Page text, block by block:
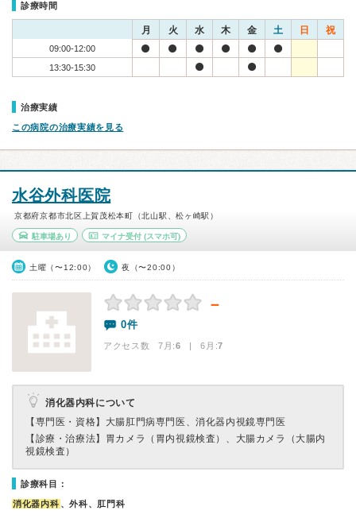
診療時間
月 火 水 木 金 土 日 祝
09:00-12:00
13:30-15:30
治療実績
この病院の治療実績を見る
水谷外科医院
京都府京都市北区上賀茂松本町（北山駅、松ヶ崎駅）
駐車場あり マイナ受付(スマホ可)
土曜（〜12:00） 夜（〜20:00）
－
0件
アクセス数 7月:6 | 6月:7
消化器内科について
【専門医・資格】 大腸肛門病専門医、消化器内視鏡専門医
【診療・治療法】 胃カメラ（胃内視鏡検査）、大腸カメラ（大腸内
視鏡検査）
診療科目：
消化器内科 、外科、肛門科